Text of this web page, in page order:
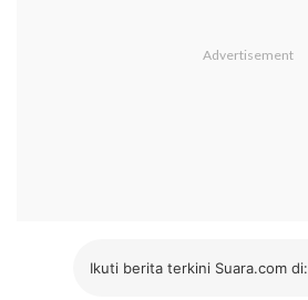
Ikuti berita terkini Suara.com di: